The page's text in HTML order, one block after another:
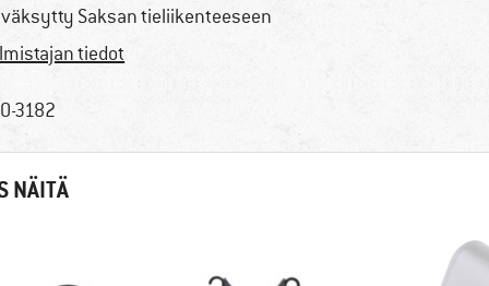
Saksan tieliikenteeseen
tiedot
3182
NÄITÄ